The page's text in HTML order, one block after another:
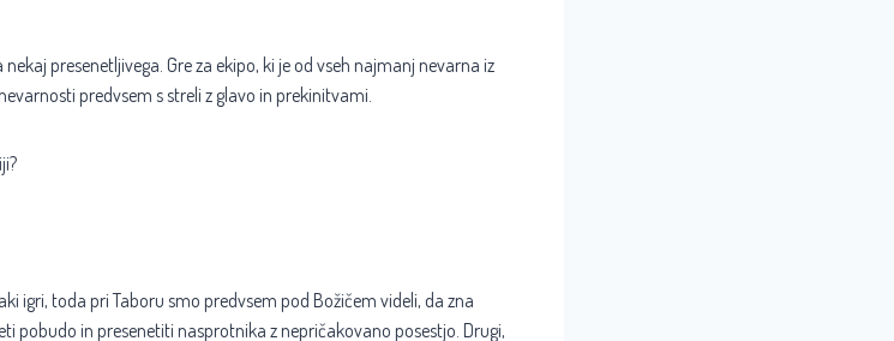
presenetljivega. Gre za ekipo, ki je od vseh najmanj nevarna iz
predvsem s streli z glavo in prekinitvami.
igri, toda pri Taboru smo predvsem pod Božičem videli, da zna
pobudo in presenetiti nasprotnika z nepričakovano posestjo. Drugi,